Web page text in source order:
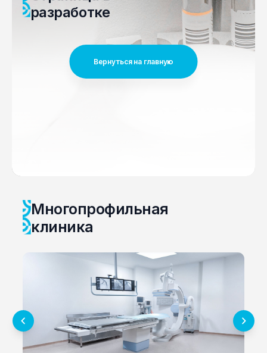
разработке
Вернуться на главную
Многопрофильная
клиника